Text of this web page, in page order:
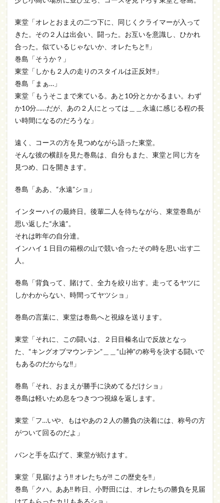
東堂「オレとおまえの二つ下に、同じくクライマーが入って
きた。その２人は出会い、闘った。お互いを意識し、ひかれ
合った。似ているじゃないか、オレたちと‼」
巻島「そうか？」
東堂「しかも２人の走りのスタイルは正反対‼」
巻島「まぁ…」
東堂「もうそこまで来ている。あと10分とかかるまい。わず
か10分……だが、あの２人にとっては＿＿永遠に感じる程の長
い時間になるのだろうな」
遠く、コースの方を見つめながら語った東堂。
そんな彼の横顔を見た巻島は、自分もまた、東堂と同じ方を
見つめ、口を開きます。
巻島「ああ、“永遠”ショ」
インターハイの最終日。後輩二人を待ちながら、東堂巻島が
思い返した“永遠”。
それは昨年の自分達。
インハイ１日目の箱根の山で競い合ったその時を思い出す二
人。
巻島「背負って、賭けて、全力を絞り出す。走ってるヤツに
しかわからない、時間ってヤツショ」
巻島の言葉に、東堂は巻島へと視線を送ります。
東堂「それに、この闘いは、２日目榛名山で反故となっ
た、“キングオブマウンテン”＿＿“山神”の称号を決する闘いで
もあるのだからな‼」
巻島「それ、おまえが勝手に決めてるだけショ」
巻島は軽いため息をつきつつ視線を返します。
東堂「フ…いや、もはやあの２人の勝負の決着には、称号の方
がついて回るのだよ」
バンと手を広げて、東堂が続けます。
東堂「見届けよう‼ オレたちが‼ この歴史を‼」
巻島「クハ。ああ‼ 昨日、小野田には、オレたちの勝負を見届
けてもらったカリもあるショ」